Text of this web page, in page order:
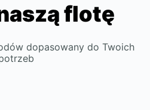
flotę
dopasowany do Twoich